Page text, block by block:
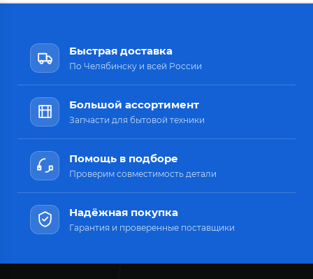
Быстрая доставка
По Челябинску и всей России
Большой ассортимент
Запчасти для бытовой техники
Помощь в подборе
Проверим совместимость детали
Надёжная покупка
Гарантия и проверенные поставщики